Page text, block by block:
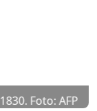
Foto: AFP